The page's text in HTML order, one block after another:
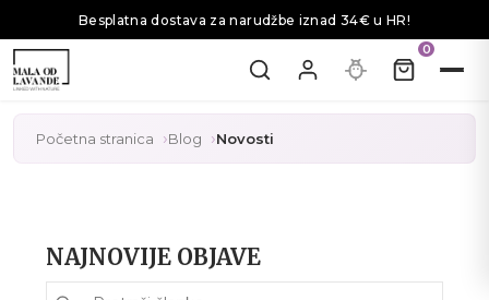
Besplatna dostava za narudžbe iznad 34€ u HR!
0
Početna stranica Blog Novosti
NAJNOVIJE OBJAVE